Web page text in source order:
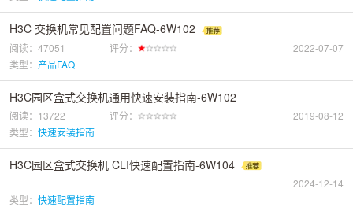
H3C 交换机常见配置问题FAQ-6W102
阅读：47051 评分：
2022-07-07
类型： 产品FAQ
H3C园区盒式交换机通用快速安装指南-6W102
阅读：13722 评分：
2019-08-12
类型： 快速安装指南
H3C园区盒式交换机 CLI快速配置指南-6W104
2024-12-14
类型： 快速配置指南